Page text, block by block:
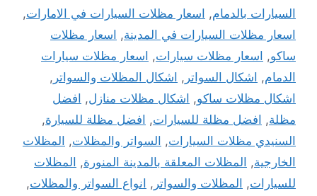
السيارات بالدمام, اسعار مظلات السيارات في الامارات,
اسعار مظلات السيارات في المدينة, اسعار مظلات
ساكو, اسعار مظلات سيارات, اسعار مظلات سيارات
الدمام, اشكال السواتر , اشكال المظلات والسواتر ,
اشكال مظلات ساكو, اشكال مظلات منازل, افضل
مظلة, افضل مظلة للسيارات, افضل مظلة للسيارة,
السنيدي مظلات السيارات, السواتر والمظلات, المظلات
الخارجية, المظلات المعلقة بالمدينة المنورة, المظلات
للسيارات, المظلات والسواتر , انواع السواتر والمظلات,